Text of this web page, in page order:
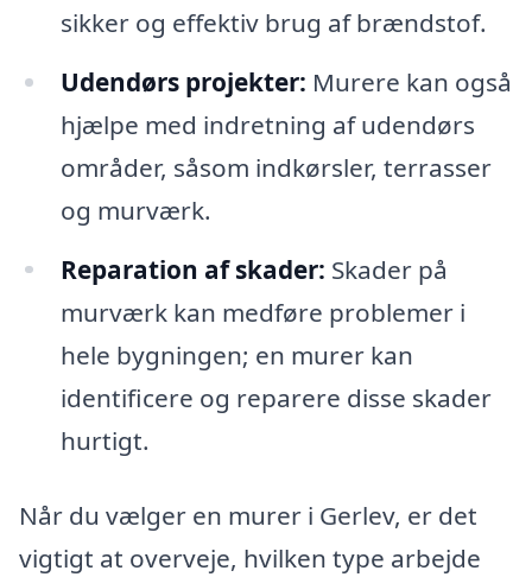
sikker og effektiv brug af brændstof.
Udendørs projekter: Murere kan også
hjælpe med indretning af udendørs
områder, såsom indkørsler, terrasser
og murværk.
Reparation af skader: Skader på
murværk kan medføre problemer i
hele bygningen; en murer kan
identificere og reparere disse skader
hurtigt.
Når du vælger en murer i Gerlev, er det
vigtigt at overveje, hvilken type arbejde